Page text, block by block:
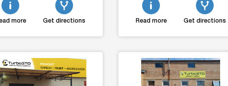
more Get directions Read more Get directions